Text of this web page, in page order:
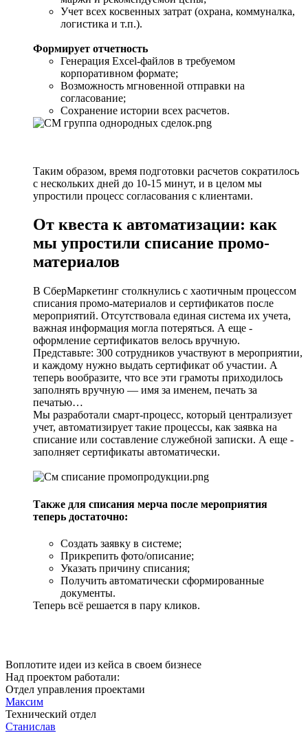
Учет всех косвенных затрат (охрана, коммуналка,
логистика и т.п.).
Формирует отчетность
Генерация Excel-файлов в требуемом
корпоративном формате;
Возможность мгновенной отправки на
согласование;
Сохранение истории всех расчетов.
Таким образом, время подготовки расчетов сократилось
с нескольких дней до 10-15 минут, и в целом мы
упростили процесс согласования с клиентами.
От квеста к автоматизации: как
мы упростили списание промо-
материалов
В СберМаркетинг столкнулись с хаотичным процессом
списания промо-материалов и сертификатов после
мероприятий. Отсутствовала единая система их учета,
важная информация могла потеряться. А еще -
оформление сертификатов велось вручную.
Представьте: 300 сотрудников участвуют в мероприятии,
и каждому нужно выдать сертификат об участии. А
теперь вообразите, что все эти грамоты приходилось
заполнять вручную — имя за именем, печать за
печатью…
Мы разработали смарт-процесс, который централизует
учет, автоматизирует такие процессы, как заявка на
списание или составление служебной записки. А еще -
заполняет сертификаты автоматически.
Также для списания мерча после мероприятия
теперь достаточно:
Создать заявку в системе;
Прикрепить фото/описание;
Указать причину списания;
Получить автоматически сформированные
документы.
Теперь всё решается в пару кликов.
Воплотите идеи из кейса в своем бизнесе
Над проектом работали:
Отдел управления проектами
Максим
Технический отдел
Станислав